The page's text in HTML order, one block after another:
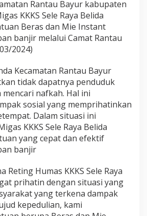
a
B
a
n
j
i
D
i
k
e
c
a
m
a
t
a
R
a
t
a
Rantau Bayur kabupaten
KKKS Sele Raya Belida
Beras dan Mie Instant
banjir melalui Camat Rantau
2024)
Kecamatan Rantau Bayur
tidak dapatnya penduduk
nafkah. Hal ini
sosial yang memprihatinkan
Dalam situasi ini
KKKS Sele Raya Belida
yang cepat dan efektif
banjir
Reting Humas KKKS Sele Raya
prihatin dengan situasi yang
yang terkena dampak
kepedulian, kami